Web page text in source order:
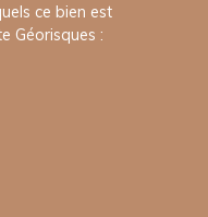
ce bien est
Géorisques :